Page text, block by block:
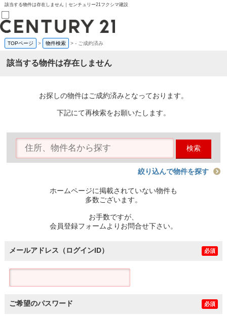
該当する物件は存在しません｜センチュリー21フクシマ建設
売買部
0120-800-844
賃貸部
会員メニュー
物件を探す
購入TOP
条件から探す
住宅ローン控除シミュレータ
TOPページ > 物件検索 >- ご成約済み
該当する物件は存在しません
お探しの物件はご成約済みとなっております。
下記にて再検索をお願いたします。
検索
絞り込んで物件を探す
ホームページに掲載されていない物件も
多数ございます。
お手数ですが、
会員登録フォームよりお問合せ下さい。
メールアドレス（ログインID） 必須
ご希望のパスワード 必須